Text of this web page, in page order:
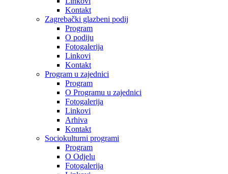
Kontakt
Zagrebački glazbeni podij
Program
O podiju
Fotogalerija
Linkovi
Kontakt
Program u zajednici
Program
O Programu u zajednici
Fotogalerija
Linkovi
Arhiva
Kontakt
Sociokulturni programi
Program
O Odjelu
Fotogalerija